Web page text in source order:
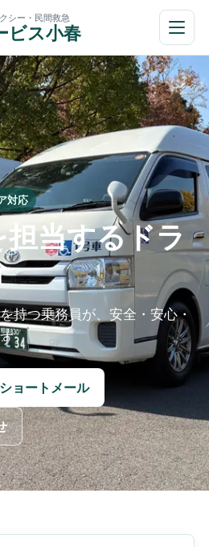
シー・民間救急
ビス小春
メ
ニ
ュ
ー
を
開
閉
対応
当するドラ
持つ乗務員が、安全・安心・
。
ショートメール